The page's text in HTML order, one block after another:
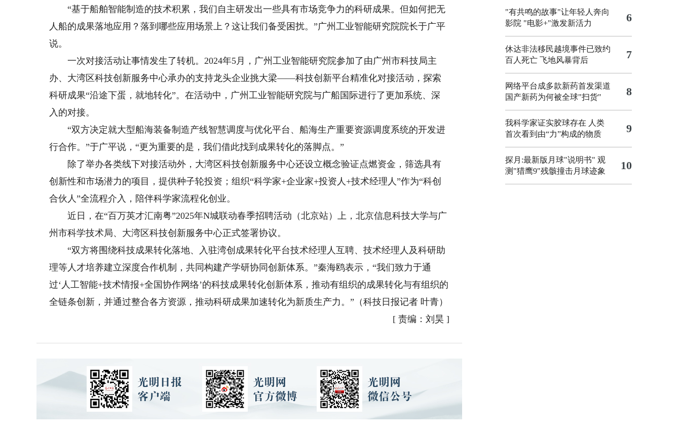
“基于船舶智能制造的技术积累，我们自主研发出一些具有市场竞争力的科研成果。但如何把无
人船的成果落地应用？落到哪些应用场景上？这让我们备受困扰。”广州工业智能研究院院长于广平
说。
一次对接活动让事情发生了转机。2024年5月，广州工业智能研究院参加了由广州市科技局主
办、大湾区科技创新服务中心承办的支持龙头企业挑大梁——科技创新平台精准化对接活动，探索
科研成果“沿途下蛋，就地转化”。在活动中，广州工业智能研究院与广船国际进行了更加系统、深
入的对接。
“双方决定就大型船海装备制造产线智慧调度与优化平台、船海生产重要资源调度系统的开发进
行合作。”于广平说，“更为重要的是，我们借此找到成果转化的落脚点。”
除了举办各类线下对接活动外，大湾区科技创新服务中心还设立概念验证点燃资金，筛选具有
创新性和市场潜力的项目，提供种子轮投资；组织“科学家+企业家+投资人+技术经理人”作为“科创
合伙人”全流程介入，陪伴科学家流程化创业。
近日，在“百万英才汇南粤”2025年N城联动春季招聘活动（北京站）上，北京信息科技大学与广
州市科学技术局、大湾区科技创新服务中心正式签署协议。
“双方将围绕科技成果转化落地、入驻湾创成果转化平台技术经理人互聘、技术经理人及科研助
理等人才培养建立深度合作机制，共同构建产学研协同创新体系。”秦海鸥表示，“我们致力于通
过‘人工智能+技术情报+全国协作网络’的科技成果转化创新体系，推动有组织的成果转化与有组织的
全链条创新，并通过整合各方资源，推动科研成果加速转化为新质生产力。”（科技日报记者 叶青）
[ 责编：刘昊 ]
"有共鸣的故事"让年轻人奔向
影院 "电影+"激发新活力 6
休达非法移民越境事件已致约
百人死亡 飞地风暴背后 7
网络平台成多款新药首发渠道
国产新药为何被全球"扫货"
8
我科学家证实胶球存在 人类
首次看到由“力”构成的物质
9
探月:最新版月球"说明书" 观
测"猎鹰9"残骸撞击月球迹象
10